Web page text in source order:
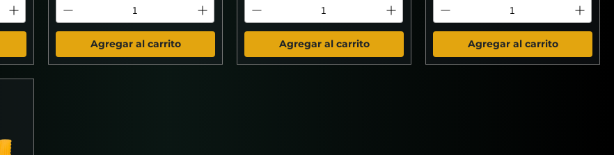
Agregar al carrito Agregar al carrito Agregar al carrito